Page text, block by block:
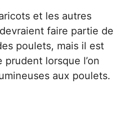
et les autres
faire partie de
poulets, mais il est
prudent lorsque l’on
aux poulets.